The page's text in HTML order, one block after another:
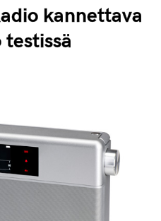
kannettava